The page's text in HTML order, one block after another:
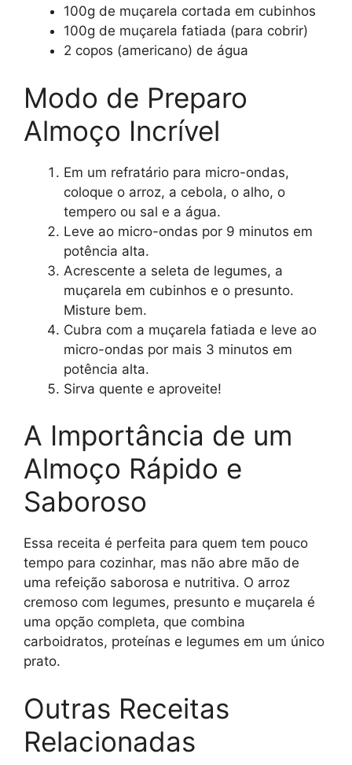
100g de muçarela cortada em cubinhos
100g de muçarela fatiada (para cobrir)
2 copos (americano) de água
Modo de Preparo
Almoço Incrível
Em um refratário para micro-ondas,
coloque o arroz, a cebola, o alho, o
tempero ou sal e a água.
Leve ao micro-ondas por 9 minutos em
potência alta.
Acrescente a seleta de legumes, a
muçarela em cubinhos e o presunto.
Misture bem.
Cubra com a muçarela fatiada e leve ao
micro-ondas por mais 3 minutos em
potência alta.
Sirva quente e aproveite!
A Importância de um
Almoço Rápido e
Saboroso
Essa receita é perfeita para quem tem pouco
tempo para cozinhar, mas não abre mão de
uma refeição saborosa e nutritiva. O arroz
cremoso com legumes, presunto e muçarela é
uma opção completa, que combina
carboidratos, proteínas e legumes em um único
prato.
Outras Receitas
Relacionadas